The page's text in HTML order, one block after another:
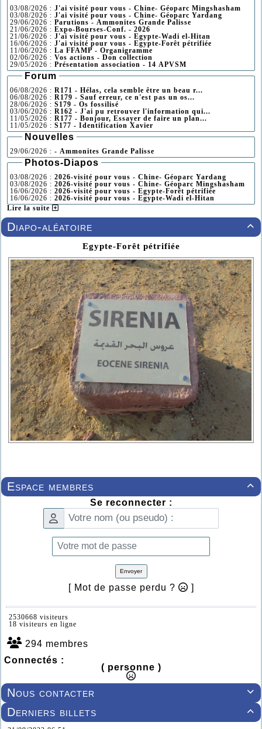
03/08/2026 : J'ai visité pour vous - Chine- Géoparc Mingshasham
03/08/2026 : J'ai visité pour vous - Chine- Géoparc Yardang
29/06/2026 : Parutions - Ammonites Grande Palisse
21/06/2026 : Expo-Bourses-Conf. - 2026
21/06/2026 : J'ai visité pour vous - Egypte-Wadi el-Hitan
16/06/2026 : J'ai visité pour vous - Egypte-Forêt pétrifiée
11/06/2026 : La FFAMP - Organigramme
02/06/2026 : Vos actions - Don collection
29/05/2026 : Présentation association - 14 APVSM
Forum
06/08/2026 : R171 - Hélas, cela semble être un beau r...
06/08/2026 : R179 - Sauf erreur, ce n'est pas un os...
28/06/2026 : S179 - Os fossilisé
03/06/2026 : R162 - J'ai pu retrouver l'information qui...
11/05/2026 :
R177 - Bonjour, Essayer de faire un plan...
11/05/2026 : S177 - Identification Xavier
Nouvelles
29/06/2026 : - Ammonites Grande Palisse
Photos-Diapos
03/08/2026 : 2026-visité pour vous - Chine- Géoparc Yardang
03/08/2026 : 2026-visité pour vous - Chine- Géoparc Mingshasham
16/06/2026 : 2026-visité pour vous - Egypte-Forêt pétrifiée
16/06/2026 : 2026-visité pour vous - Egypte-Wadi el-Hitan
Lire la suite

Diapo-aléatoire
Egypte-Forêt pétrifiée

Espace membres
Se reconnecter :
Envoyer
[ Mot de passe perdu ? ]
2530668 visiteurs
18 visiteurs en ligne
294 membres
Connectés :
( personne )

Nous contacter

Derniers billets